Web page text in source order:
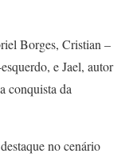
Borges, Cristian –
e Jael, autor
conquista da
no cenário